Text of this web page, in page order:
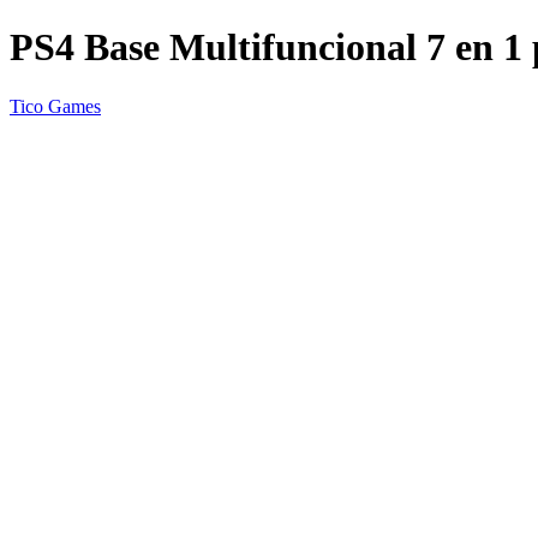
PS4 Base Multifuncional 7 en
Tico Games